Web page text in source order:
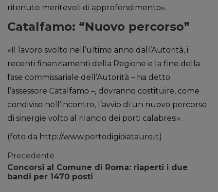
ritenuto meritevoli di approfondimento».
Catalfamo: “Nuovo percorso”
«Il lavoro svolto nell’ultimo anno dall’Autorità, i
recenti finanziamenti della Regione e la fine della
fase commissariale dell’Autorità – ha detto
l’assessore Catalfamo –, dovranno costituire, come
condiviso nell’incontro, l’avvio di un nuovo percorso
di sinergie volto al rilancio dei porti calabresi».
(foto da http://www.portodigioiatauro.it)
Precedente
Concorsi al Comune di Roma: riaperti i due
bandi per 1470 posti